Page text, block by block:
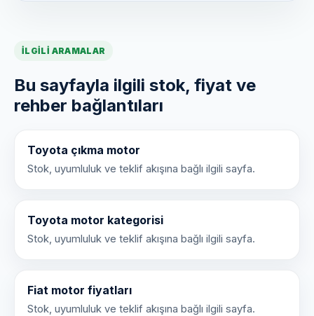
İLGILI ARAMALAR
Bu sayfayla ilgili stok, fiyat ve
rehber bağlantıları
Toyota çıkma motor
Stok, uyumluluk ve teklif akışına bağlı ilgili sayfa.
Toyota motor kategorisi
Stok, uyumluluk ve teklif akışına bağlı ilgili sayfa.
Fiat motor fiyatları
Stok, uyumluluk ve teklif akışına bağlı ilgili sayfa.